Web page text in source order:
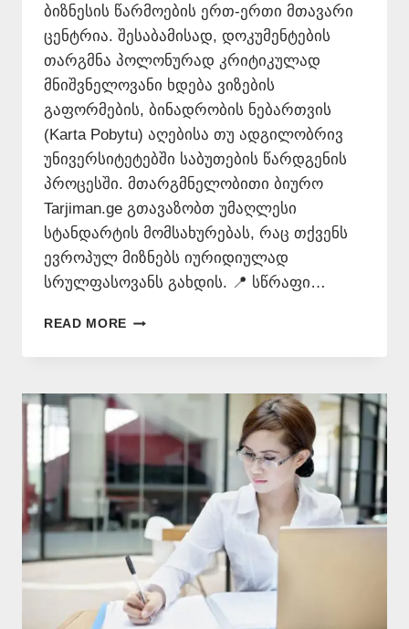
ბიზნესის წარმოების ერთ-ერთი მთავარი
ცენტრია. შესაბამისად, დოკუმენტების
თარგმნა პოლონურად კრიტიკულად
მნიშვნელოვანი ხდება ვიზების
გაფორმების, ბინადრობის ნებართვის
(Karta Pobytu) აღებისა თუ ადგილობრივ
უნივერსიტეტებში საბუთების წარდგენის
პროცესში. მთარგმნელობითი ბიურო
Tarjiman.ge გთავაზობთ უმაღლესი
სტანდარტის მომსახურებას, რაც თქვენს
ევროპულ მიზნებს იურიდიულად
სრულფასოვანს გახდის. 📍 სწრაფი…
READ MORE ᲗᲐᲠᲒᲛᲜᲐ
📞
546
577